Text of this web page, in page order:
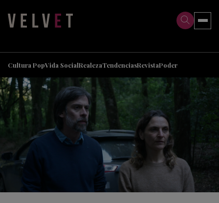
Cultura PopVida SocialRealezaTendenciasRevistaPoder